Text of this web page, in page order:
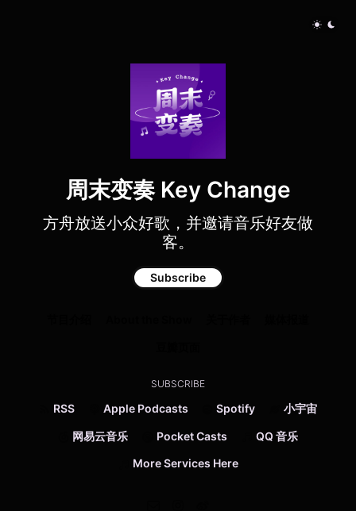
周末变奏 Key Change
方舟放送小众好歌，并邀请音乐好友做
客。
Subscribe
SUBSCRIBE
RSS Apple Podcasts Spotify 小宇宙
网易云音乐 Pocket Casts QQ 音乐
More Services Here